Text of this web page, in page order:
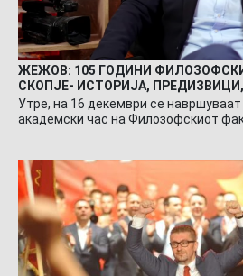
ЖЕЖОВ: 105 ГОДИНИ
СКОПЈЕ- ИСТОРИЈА,
Утре, на 16 декември се
академски час на Филозофскиот